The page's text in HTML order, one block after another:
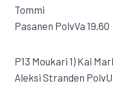
Tommi
Pasanen PolvVa 19,60
P13 Moukari 1) Kai
Aleksi Stranden